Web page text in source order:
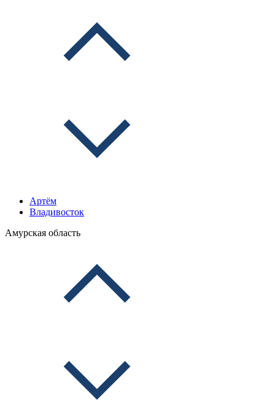
Артём
Владивосток
Амурская область